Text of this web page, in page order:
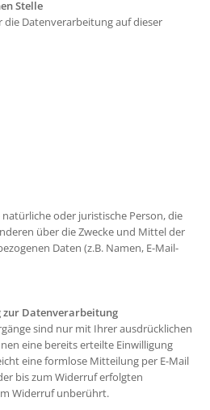
Stelle
Datenverarbeitung auf dieser
oder juristische Person, die
über die Zwecke und Mittel der
Daten (z.B. Namen, E-Mail-
Datenverarbeitung
sind nur mit Ihrer ausdrücklichen
eine bereits erteilte Einwilligung
eine formlose Mitteilung per E-Mail
bis zum Widerruf erfolgten
Widerruf unberührt.